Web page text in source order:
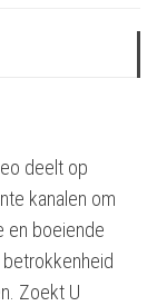
deelt op
kanalen om
en boeiende
Zoekt U